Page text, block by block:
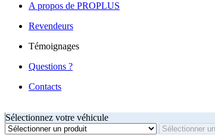
A propos de PROPLUS
Revendeurs
Témoignages
Questions ?
Contacts
Sélectionnez votre véhicule